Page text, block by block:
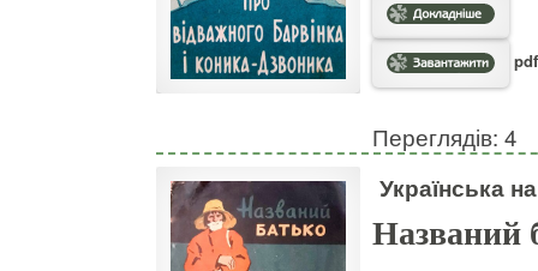
Переглядів: 4
Українська
Названий